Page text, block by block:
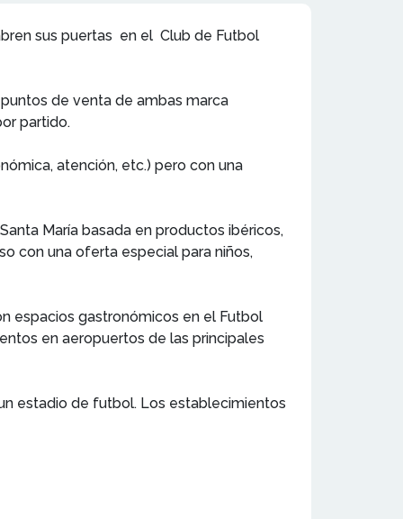
sus puertas en el Club de Futbol
de venta de ambas marca
partido.
atención, etc.) pero con una
María basada en productos ibéricos,
con una oferta especial para niños,
espacios gastronómicos en el Futbol
en aeropuertos de las principales
estadio de futbol. Los establecimientos